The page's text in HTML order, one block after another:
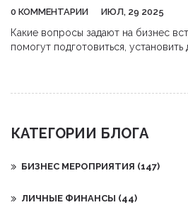
0 КОММЕНТАРИИ ИЮЛ, 29 2025
Какие вопросы задают на бизнес
помогут подготовиться,
КАТЕГОРИИ БЛОГА
БИЗНЕС МЕРОПРИЯТИЯ (147)
ЛИЧНЫЕ ФИНАНСЫ (44)